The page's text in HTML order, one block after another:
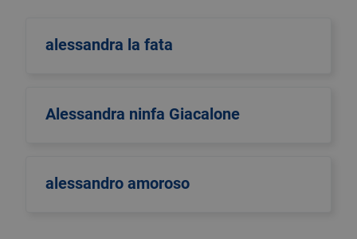
alessandra la fata
Alessandra ninfa Giacalone
alessandro amoroso